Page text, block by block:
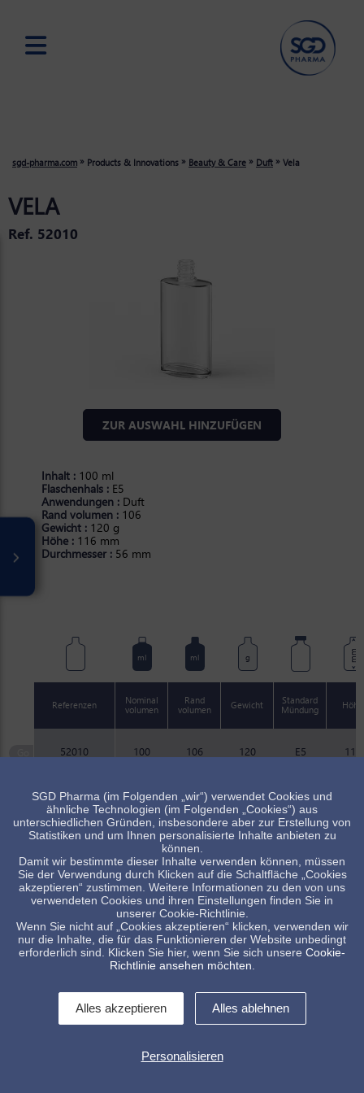
sgd-pharma.com » Products & Innovations » Beauty & Care » Duft » Vela
VELA
Ref. 52010
ZUR AUSWAHL HINZUFÜGEN
Inhalt : 100 ml
Flaschenhals : E5
Anwendungen : Duft
Rand volumen : 106
Gewicht : 120 g
Höhe : 116 mm
Durchmesser : 56 mm
ml ml g mm
Referenzen
Nominal
volumen
Rand
volumen
Gewicht
Standard
Mündung
Höhe
52010 100 106 120 E5 116
Artikel verfügbar, Minimalmenge beachten
Standard Artikel, Verfügbarkeit abhängig vom Lagerbestand
Unsere Flaschen sind ebenfalls für den asiatisch-pazifischen
Raum verfügbar. Für Anfragen wenden Sie sich bitte an Ihre
bekannten Ansprechpartner in Ihrer Region.
SGD Pharma (im Folgenden „wir“) verwendet Cookies und
ähnliche Technologien (im Folgenden „Cookies“) aus
unterschiedlichen Gründen, insbesondere aber zur Erstellung von
Statistiken und um Ihnen personalisierte Inhalte anbieten zu
können.
Damit wir bestimmte dieser Inhalte verwenden können, müssen
Sie der Verwendung durch Klicken auf die Schaltfläche „Cookies
akzeptieren“ zustimmen. Weitere Informationen zu den von uns
verwendeten Cookies und ihren Einstellungen finden Sie in
unserer Cookie-Richtlinie.
Wenn Sie nicht auf „Cookies akzeptieren“ klicken, verwenden wir
nur die Inhalte, die für das Funktionieren der Website unbedingt
erforderlich sind. Klicken Sie hier, wenn Sie sich unsere Cookie-
Richtlinie ansehen möchten
Alles akzeptieren Alles ablehnen
Personalisieren